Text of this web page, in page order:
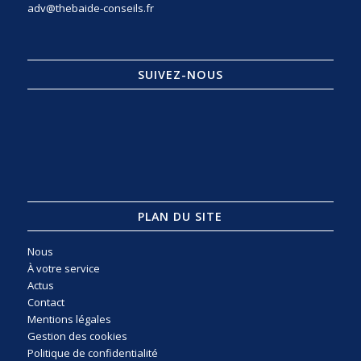
adv@thebaide-conseils.fr
SUIVEZ-NOUS
PLAN DU SITE
Nous
À votre service
Actus
Contact
Mentions légales
Gestion des cookies
Politique de confidentialité